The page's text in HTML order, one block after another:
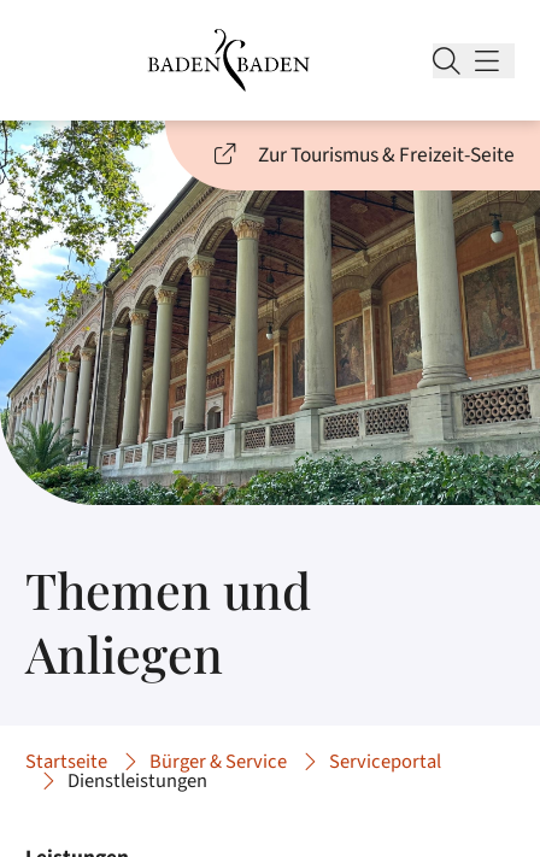
Zur Tourismus & Freizeit-Seite
Themen und
Anliegen
Startseite Bürger & Service Serviceportal
Dienstleistungen